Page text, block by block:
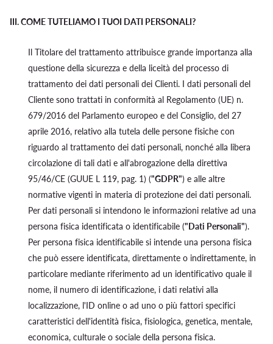
III.COME TUTELIAMO I TUOI DATI PERSONALI?
Il Titolare del trattamento attribuisce grande importanza alla
questione della sicurezza e della liceità del processo di
trattamento dei dati personali dei Clienti. I dati personali del
Cliente sono trattati in conformità al Regolamento (UE) n.
679/2016 del Parlamento europeo e del Consiglio, del 27
aprile 2016, relativo alla tutela delle persone fisiche con
riguardo al trattamento dei dati personali, nonché alla libera
circolazione di tali dati e all'abrogazione della direttiva
95/46/CE (GUUE L 119, pag. 1) ("GDPR") e alle altre
normative vigenti in materia di protezione dei dati personali.
Per dati personali si intendono le informazioni relative ad una
persona fisica identificata o identificabile ("Dati Personali").
Per persona fisica identificabile si intende una persona fisica
che può essere identificata, direttamente o indirettamente, in
particolare mediante riferimento ad un identificativo quale il
nome, il numero di identificazione, i dati relativi alla
localizzazione, l'ID online o ad uno o più fattori specifici
caratteristici dell'identità fisica, fisiologica, genetica, mentale,
economica, culturale o sociale della persona fisica.